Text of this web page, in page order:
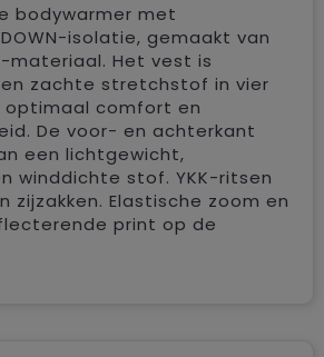
bodywarmer met
DOWN-isolatie, gemaakt van
materiaal. Het vest is
zachte stretchstof in vier
optimaal comfort en
De voor- en achterkant
een lichtgewicht,
winddichte stof. YKK-ritsen
zijzakken. Elastische zoom en
print op de